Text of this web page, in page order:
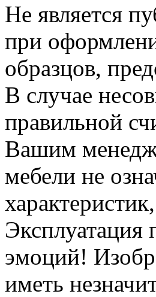
Не является
при
образцов,
В случае
правильной
Вашим
мебели не
Эксплуатация
эмоций!
иметь